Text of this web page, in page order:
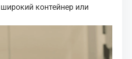
контейнер или